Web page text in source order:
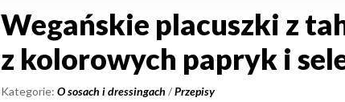
Wegańskie placuszki z
z kolorowych papryk i
Kategorie:O sosach i dressingach /Przepisy